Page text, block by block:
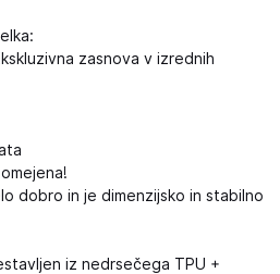
zasnova v izrednih
dobro in je dimenzijsko in stabilno
iz nedrsečega TPU +